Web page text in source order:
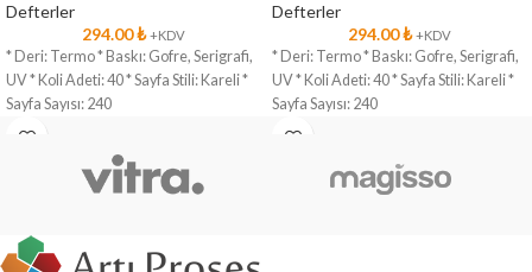
Defterler
294.00₺ +KDV
* Deri: Termo * Baskı: Gofre, Serigrafi,
UV * Koli Adeti: 40 * Sayfa Stili: Kareli *
Sayfa Sayısı: 240
Defterler
294.00₺ +KDV
* Deri: Termo * Baskı: Gofre, Serigrafi,
UV * Koli Adeti: 40 * Sayfa Stili: Kareli *
Sayfa Sayısı: 240